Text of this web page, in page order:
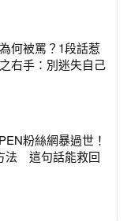
何被罵？1段話惹
右手：別迷失自己
粉絲網暴過世！
法 這句話能救回